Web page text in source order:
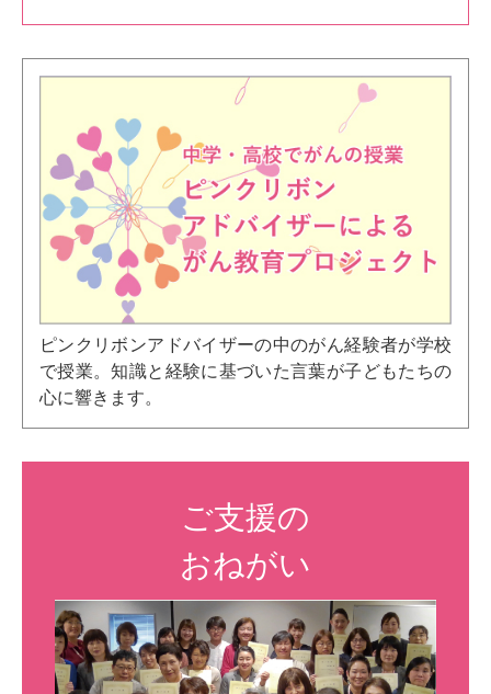
ピンクリボンアドバイザーの中のがん経験者が学校
で授業。知識と経験に基づいた言葉が子どもたちの
心に響きます。
ご支援の
おねがい